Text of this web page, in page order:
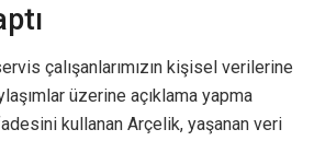
çalışanlarımızın kişisel verilerine
üzerine açıklama yapma
kullanan Arçelik, yaşanan veri